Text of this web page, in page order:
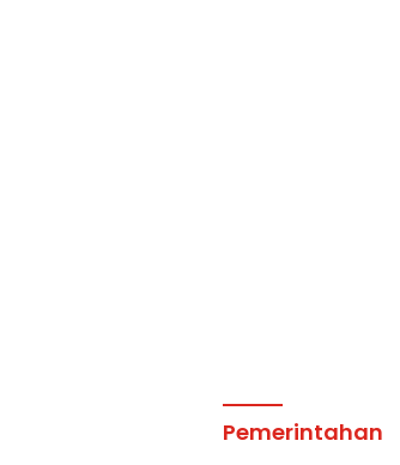
Pemerintahan